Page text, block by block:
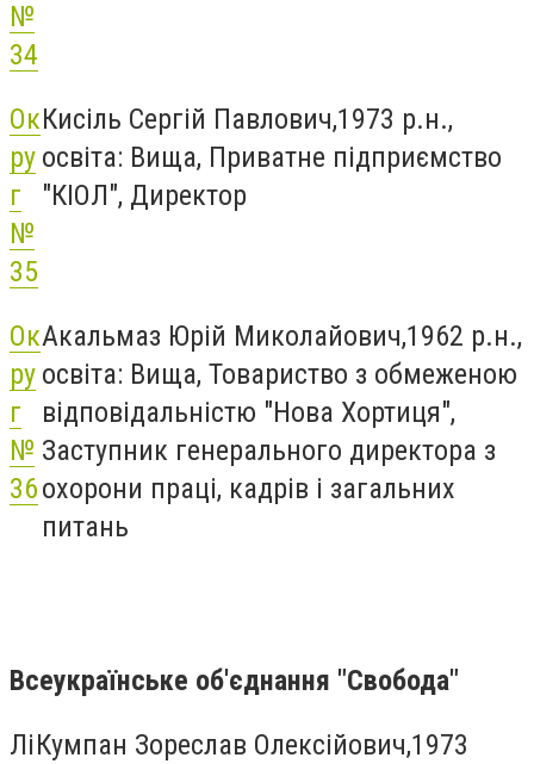
№
34
Ок
ру
г
№
35
Кисіль Сергій Павлович,1973 р.н.,
освіта: Вища, Приватне підприємство
"КІОЛ", Директор
Ок
ру
г
№
36
Акальмаз Юрій Миколайович,1962 р.н.,
освіта: Вища, Товариство з обмеженою
відповідальністю "Нова Хортиця",
Заступник генерального директора з
охорони праці, кадрів і загальних
питань
Всеукраїнське об'єднання "Свобода"
ЛіКумпан Зореслав Олексійович,1973